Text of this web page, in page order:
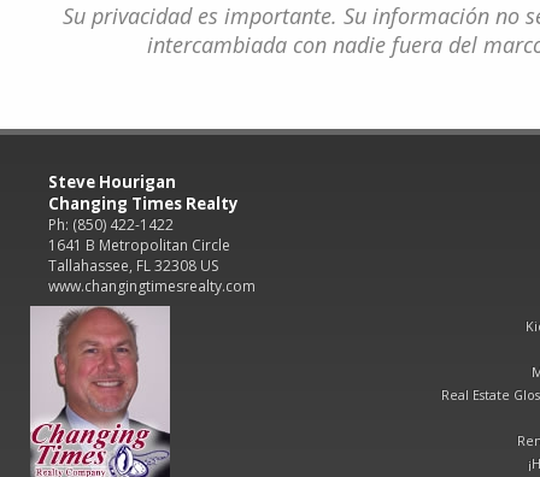
Su privacidad es importante. Su información no
intercambiada con nadie fuera del
Steve Hourigan
Changing Times Realty
Ph: (850) 422-1422
1641 B Metropolitan Circle
Tallahassee, FL 32308 US
www.changingtimesrealty.com
Real Estate